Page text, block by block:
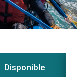
Disponible